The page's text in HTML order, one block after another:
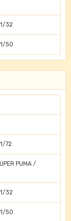
32
50
72
PUMA /
32
50